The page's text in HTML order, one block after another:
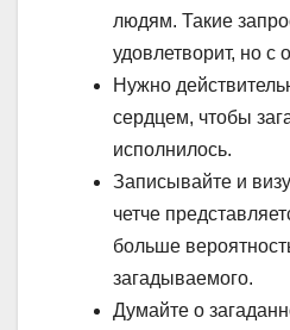
людям. Такие
удовлетворит, но
Нужно
сердцем, чтобы
исполнилось.
Записывайте и
четче
больше
загадываемого.
Думайте о